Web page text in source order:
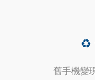
♻️
舊手機變